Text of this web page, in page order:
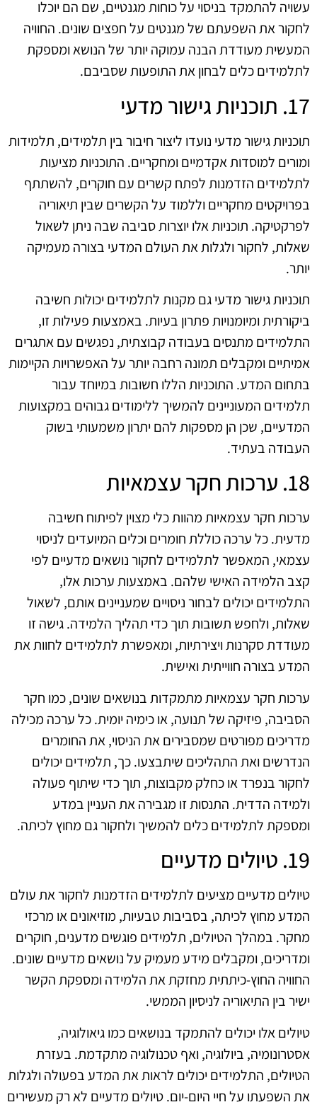
עשויה להתמקד בניסוי על כוחות מגנטיים, שם הם יוכלו
לחקור את השפעתם של מגנטים על חפצים שונים. החוויה
המעשית מעודדת הבנה עמוקה יותר של הנושא ומספקת
לתלמידים כלים לבחון את התופעות שסביבם.
17. תוכניות גישור מדעי
תוכניות גישור מדעי נועדו ליצור חיבור בין תלמידים, תלמידות
ומורים למוסדות אקדמיים ומחקריים. התוכניות מציעות
לתלמידים הזדמנות לפתח קשרים עם חוקרים, להשתתף
בפרויקטים מחקריים וללמוד על הקשרים שבין תיאוריה
לפרקטיקה. תוכניות אלו יוצרות סביבה שבה ניתן לשאול
שאלות, לחקור ולגלות את העולם המדעי בצורה מעמיקה
יותר.
תוכניות גישור מדעי גם מקנות לתלמידים יכולות חשיבה
ביקורתית ומיומנויות פתרון בעיות. באמצעות פעילות זו,
התלמידים מתנסים בעבודה קבוצתית, נפגשים עם אתגרים
אמיתיים ומקבלים תמונה רחבה יותר על האפשרויות הקיימות
בתחום המדע. התוכניות הללו חשובות במיוחד עבור
תלמידים המעוניינים להמשיך ללימודים גבוהים במקצועות
המדעיים, שכן הן מספקות להם יתרון משמעותי בשוק
העבודה בעתיד.
18. ערכות חקר עצמאיות
ערכות חקר עצמאיות מהוות כלי מצוין לפיתוח חשיבה
מדעית. כל ערכה כוללת חומרים וכלים המיועדים לניסוי
עצמאי, המאפשר לתלמידים לחקור נושאים מדעיים לפי
קצב הלמידה האישי שלהם. באמצעות ערכות אלו,
התלמידים יכולים לבחור ניסויים שמעניינים אותם, לשאול
שאלות, ולחפש תשובות תוך כדי תהליך הלמידה. גישה זו
מעודדת סקרנות ויצירתיות, ומאפשרת לתלמידים לחוות את
המדע בצורה חווייתית ואישית.
ערכות חקר עצמאיות מתמקדות בנושאים שונים, כמו חקר
הסביבה, פיזיקה של תנועה, או כימיה יומית. כל ערכה מכילה
מדריכים מפורטים שמסבירים את הניסוי, את החומרים
הנדרשים ואת התהליכים שיתבצעו. כך, תלמידים יכולים
לחקור בנפרד או כחלק מקבוצות, תוך כדי שיתוף פעולה
ולמידה הדדית. התנסות זו מגבירה את העניין במדע
ומספקת לתלמידים כלים להמשיך ולחקור גם מחוץ לכיתה.
19. טיולים מדעיים
טיולים מדעיים מציעים לתלמידים הזדמנות לחקור את עולם
המדע מחוץ לכיתה, בסביבות טבעיות, מוזיאונים או מרכזי
מחקר. במהלך הטיולים, תלמידים פוגשים מדענים, חוקרים
ומדריכים, ומקבלים מידע מעמיק על נושאים מדעיים שונים.
החוויה החוץ-כיתתית מחזקת את הלמידה ומספקת הקשר
ישיר בין התיאוריה לניסיון הממשי.
טיולים אלו יכולים להתמקד בנושאים כמו גיאולוגיה,
אסטרונומיה, ביולוגיה, ואף טכנולוגיה מתקדמת. בעזרת
הטיולים, התלמידים יכולים לראות את המדע בפעולה ולגלות
את השפעתו על חיי היום-יום. טיולים מדעיים לא רק מעשירים